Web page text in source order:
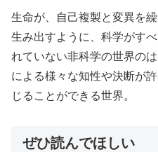
生命が、自己複製と変異を
生み出すように、科学がす
れていない非科学の世界の
による様々な知性や決断が
じることができる世界。
ぜひ読んでほしい